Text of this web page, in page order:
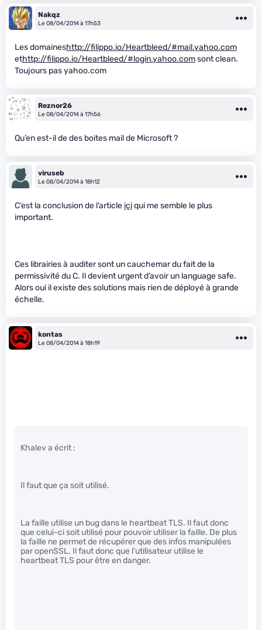
Nakqz
Le 08/04/2014 à 17h53
Les domaineshttp://filippo.io/Heartbleed/#mail.yahoo.com
ethttp://filippo.io/Heartbleed/#login.yahoo.comsont clean.
Toujours pas yahoo.com
Reznor26
Le 08/04/2014 à 17h56
Qu’en est-il de des boites mail de Microsoft ?
viruseb
Le 08/04/2014 à 18h12
C’est la conclusion de l’article içiqui me semble le plus
important.
Ces librairies à auditer sont un cauchemar du fait de la
permissivité du C. Il devient urgent d’avoir un language safe.
Alors oui il existe des solutions mais rien de déployé à grande
échelle.
kontas
Le 08/04/2014 à 18h19
Khalev a écrit :
Il faut que ça soit utilisé.
La faille utilise un bug dans le heartbeat TLS. Il faut donc
que celui-ci soit utilisé pour pouvoir utiliser la faille. De plus
la faille ne permet de récupérer que des infos manipulées
par openSSL. Il faut donc que l’utilisateur utilise le
heartbeat TLS pour être en danger.